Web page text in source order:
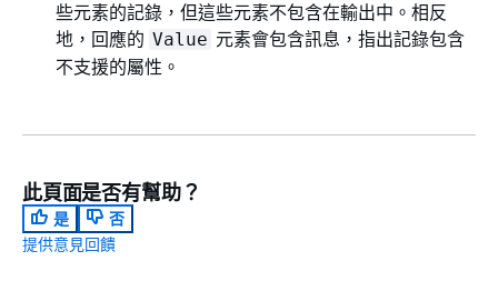
些元素的記錄，但這些元素不包含在輸出中。相反
地，回應的 Value 元素會包含訊息，指出記錄包含
不支援的屬性。
此頁面是否有幫助？
是
否
提供意見回饋